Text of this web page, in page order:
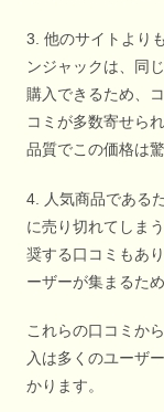
3. 他のサイトより
ンジャックは、同
購入できるため、
コミが多数寄せら
品質でこの価格は
4. 人気商品である
に売り切れてしま
奨する口コミもあ
ーザーが集まるた
これらの口コミか
入は多くのユーザ
かります。